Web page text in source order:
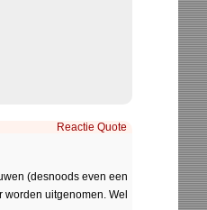
Reactie Quote
(desnoods even een
uitgenomen. Wel